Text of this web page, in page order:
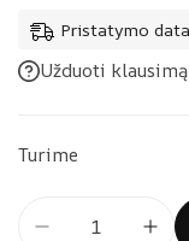
Pristatymo
Užduoti klausimą
Turime